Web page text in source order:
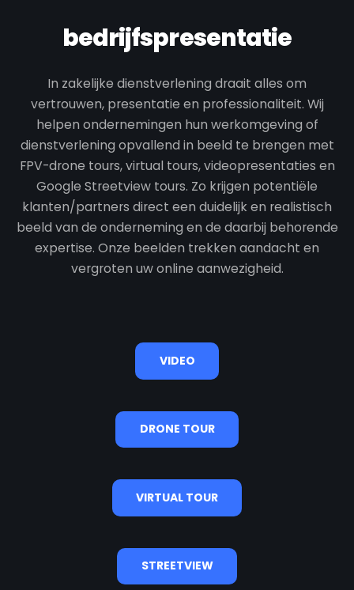
bedrijfspresentatie
In zakelijke dienstverlening draait alles om
vertrouwen, presentatie en professionaliteit. Wij
helpen ondernemingen hun werkomgeving of
dienstverlening opvallend in beeld te brengen met
FPV-drone tours, virtual tours, videopresentaties en
Google Streetview tours. Zo krijgen potentiële
klanten/partners direct een duidelijk en realistisch
beeld van de onderneming en de daarbij behorende
expertise. Onze beelden trekken aandacht en
vergroten uw online aanwezigheid.
VIDEO
DRONE TOUR
VIRTUAL TOUR
STREETVIEW